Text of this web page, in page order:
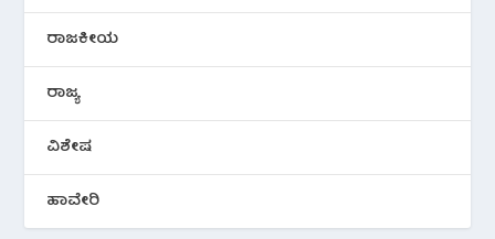
ರಾಜಕೀಯ
ರಾಜ್ಯ
ವಿಶೇಷ
ಹಾವೇರಿ